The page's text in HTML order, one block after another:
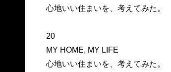
心地いい住まいを、考えてみた。
20
MY HOME, MY LIFE
心地いい住まいを、考えてみた。